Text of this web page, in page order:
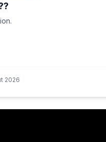
2026
viral China